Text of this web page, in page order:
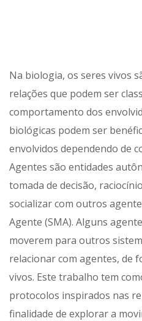
Na biologia, os seres vivos
relações que podem ser
comportamento dos
biológicas podem ser
envolvidos dependendo de
Agentes são entidades
tomada de decisão,
socializar com outros
Agente (SMA). Alguns
moverem para outros
relacionar com agentes, de
vivos. Este trabalho tem
protocolos inspirados nas
finalidade de explorar a